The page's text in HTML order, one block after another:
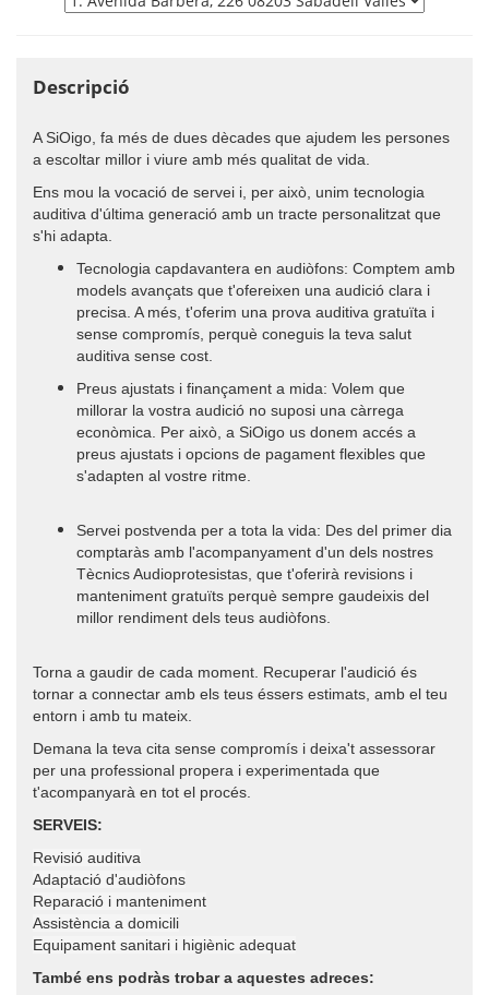
Descripció
A SiOigo, fa més de dues dècades que ajudem les persones
a escoltar millor i viure amb més qualitat de vida.
Ens mou la vocació de servei i, per això, unim tecnologia
auditiva d'última generació amb un tracte personalitzat que
s'hi adapta.
Tecnologia capdavantera en audiòfons: Comptem amb
models avançats que t'ofereixen una audició clara i
precisa. A més, t'oferim una prova auditiva gratuïta i
sense compromís, perquè coneguis la teva salut
auditiva sense cost.
Preus ajustats i finançament a mida: Volem que
millorar la vostra audició no suposi una càrrega
econòmica. Per això, a SiOigo us donem accés a
preus ajustats i opcions de pagament flexibles que
s'adapten al vostre ritme.
Servei postvenda per a tota la vida: Des del primer dia
comptaràs amb l'acompanyament d'un dels nostres
Tècnics Audioprotesistas, que t'oferirà revisions i
manteniment gratuïts perquè sempre gaudeixis del
millor rendiment dels teus audiòfons.
Torna a gaudir de cada moment. Recuperar l'audició és
tornar a connectar amb els teus éssers estimats, amb el teu
entorn i amb tu mateix.
Demana la teva cita sense compromís i deixa't assessorar
per una professional propera i experimentada que
t'acompanyarà en tot el procés.
SERVEIS:
Revisió auditiva
Adaptació d'audiòfons
Reparació i manteniment
Assistència a domicili
Equipament sanitari i higiènic adequat
També ens podràs trobar a aquestes adreces: